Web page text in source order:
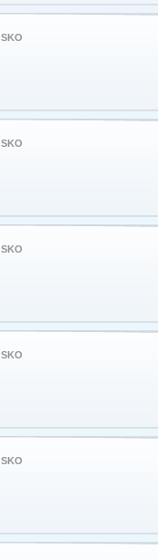
SKO
SKO
SKO
SKO
SKO